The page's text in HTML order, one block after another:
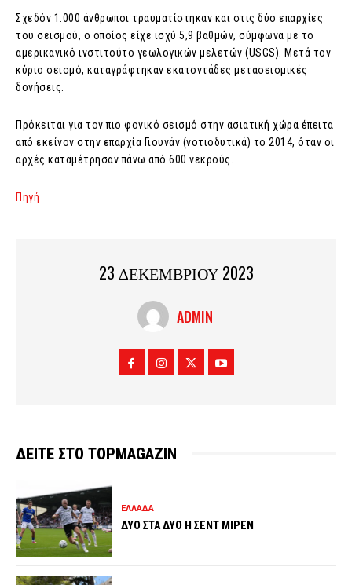
Σχεδόν 1.000 άνθρωποι τραυματίστηκαν και στις δύο επαρχίες
του σεισμού, ο οποίος είχε ισχύ 5,9 βαθμών, σύμφωνα με το
αμερικανικό ινστιτούτο γεωλογικών μελετών (USGS). Μετά τον
κύριο σεισμό, καταγράφτηκαν εκατοντάδες μετασεισμικές
δονήσεις.
Πρόκειται για τον πιο φονικό σεισμό στην ασιατική χώρα έπειτα
από εκείνον στην επαρχία Γιουνάν (νοτιοδυτικά) το 2014, όταν οι
αρχές καταμέτρησαν πάνω από 600 νεκρούς.
Πηγή
23 ΔΕΚΕΜΒΡΙΟΥ 2023
ADMIN
ΔΕΙΤΕ ΣΤΟ TOPMAGAZIN
ΕΛΛΑΔΑ
ΔΥΟ ΣΤΑ ΔΥΟ Η ΣΕΝΤ ΜΙΡΕΝ